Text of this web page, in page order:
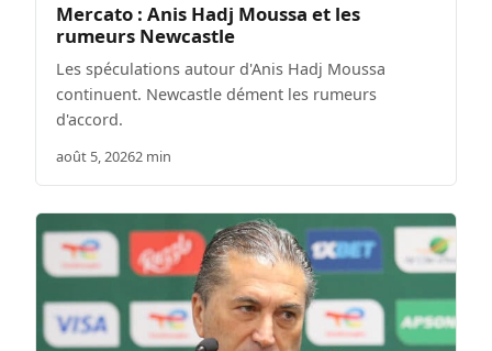
Mercato : Anis Hadj Moussa et les
rumeurs Newcastle
Les spéculations autour d'Anis Hadj Moussa
continuent. Newcastle dément les rumeurs
d'accord.
août 5, 20262 min